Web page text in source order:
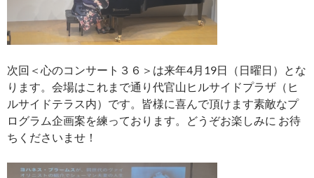
次回＜心のコンサート３６＞は来年4月19日（日曜日）とな
ります。会場はこれまで通り代官山ヒルサイドプラザ（ヒ
ルサイドテラス内）です。皆様に喜んで頂けます素敵なプ
ログラム企画案を練っております。どうぞお楽しみに お待
ちくださいませ！